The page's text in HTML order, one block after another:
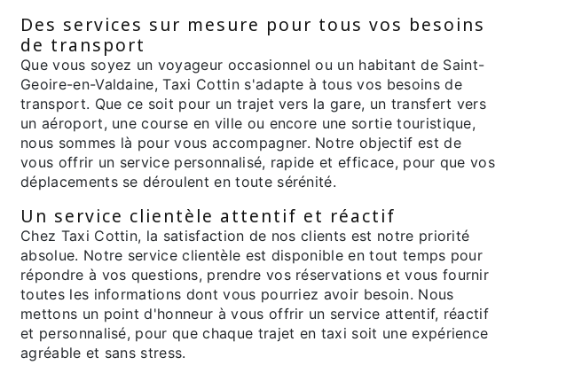
Des services sur mesure pour tous vos besoins
de transport
Que vous soyez un voyageur occasionnel ou un habitant de Saint-
Geoire-en-Valdaine, Taxi Cottin s'adapte à tous vos besoins de
transport. Que ce soit pour un trajet vers la gare, un transfert vers
un aéroport, une course en ville ou encore une sortie touristique,
nous sommes là pour vous accompagner. Notre objectif est de
vous offrir un service personnalisé, rapide et efficace, pour que vos
déplacements se déroulent en toute sérénité.
Un service clientèle attentif et réactif
Chez Taxi Cottin, la satisfaction de nos clients est notre priorité
absolue. Notre service clientèle est disponible en tout temps pour
répondre à vos questions, prendre vos réservations et vous fournir
toutes les informations dont vous pourriez avoir besoin. Nous
mettons un point d'honneur à vous offrir un service attentif, réactif
et personnalisé, pour que chaque trajet en taxi soit une expérience
agréable et sans stress.